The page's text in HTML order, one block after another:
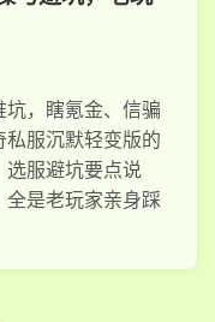
，瞎氪金、信骗
服沉默轻变版的
选服避坑要点说
全是老玩家亲身踩